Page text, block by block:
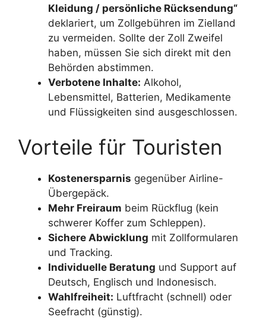
Kleidung / persönliche Rücksendung“
deklariert, um Zollgebühren im Zielland
zu vermeiden. Sollte der Zoll Zweifel
haben, müssen Sie sich direkt mit den
Behörden abstimmen.
Verbotene Inhalte: Alkohol,
Lebensmittel, Batterien, Medikamente
und Flüssigkeiten sind ausgeschlossen.
Vorteile für Touristen
Kostenersparnis gegenüber Airline-
Übergepäck.
Mehr Freiraum beim Rückflug (kein
schwerer Koffer zum Schleppen).
Sichere Abwicklung mit Zollformularen
und Tracking.
Individuelle Beratung und Support auf
Deutsch, Englisch und Indonesisch.
Wahlfreiheit: Luftfracht (schnell) oder
Seefracht (günstig).